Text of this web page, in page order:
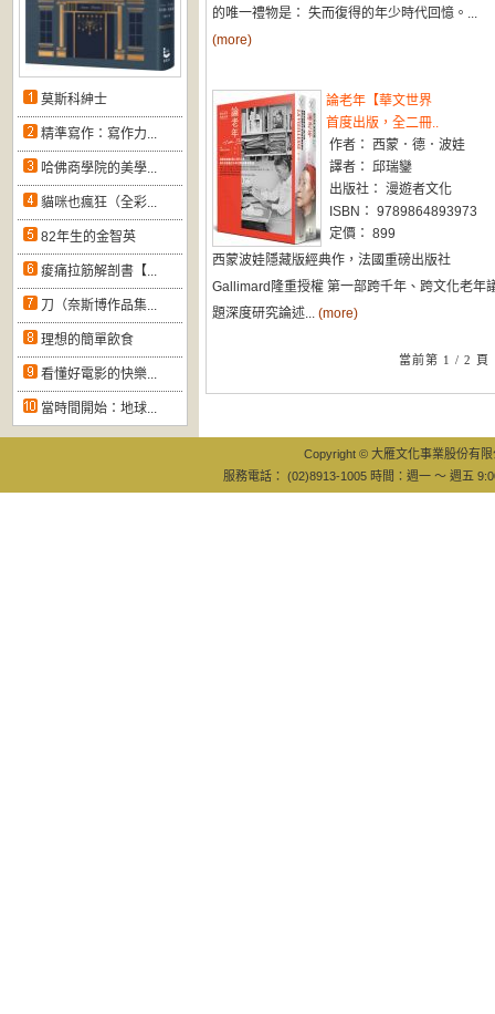
莫斯科紳士
精準寫作：寫作力...
哈佛商學院的美學...
貓咪也瘋狂（全彩...
82年生的金智英
痠痛拉筋解剖書【...
刀（奈斯博作品集...
理想的簡單飲食
看懂好電影的快樂...
當時間開始：地球...
的唯一禮物是： 失而復得的年少時代回憶。...
(more)
論老年【華文世界
首度出版，全二冊..
作者： 西蒙．德．波娃
譯者： 邱瑞鑾
出版社： 漫遊者文化
ISBN： 9789864893973
定價： 899
西蒙波娃隱藏版經典作，法國重磅出版社
Gallimard隆重授權 第一部跨千年、跨文化老年
題深度研究論述... (more)
當前第 1 / 2 頁
Copyright © 大雁文化事業股份有
服務電話： (02)8913-1005 時間：週一 ～ 週五